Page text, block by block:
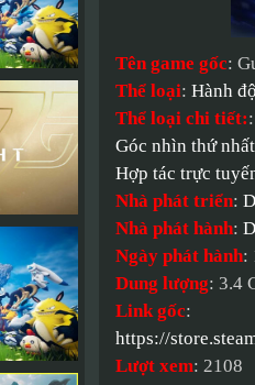
Tên game gốc:
Thể loại: Hành
Thể loại chi tiết:
Góc nhìn thứ nhất
Hợp tác trực
Nhà phát triển:
Nhà phát hành:
Ngày phát hành:
Dung lượng: 3.4
Link gốc:
https://
Lượt xem: 2108